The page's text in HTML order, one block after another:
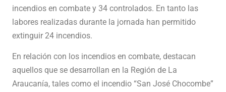
incendios en combate y 34 controlados. En tanto las
labores realizadas durante la jornada han permitido
extinguir 24 incendios.
En relación con los incendios en combate, destacan
aquellos que se desarrollan en la Región de La
Araucanía, tales como el incendio “San José Chocombe”